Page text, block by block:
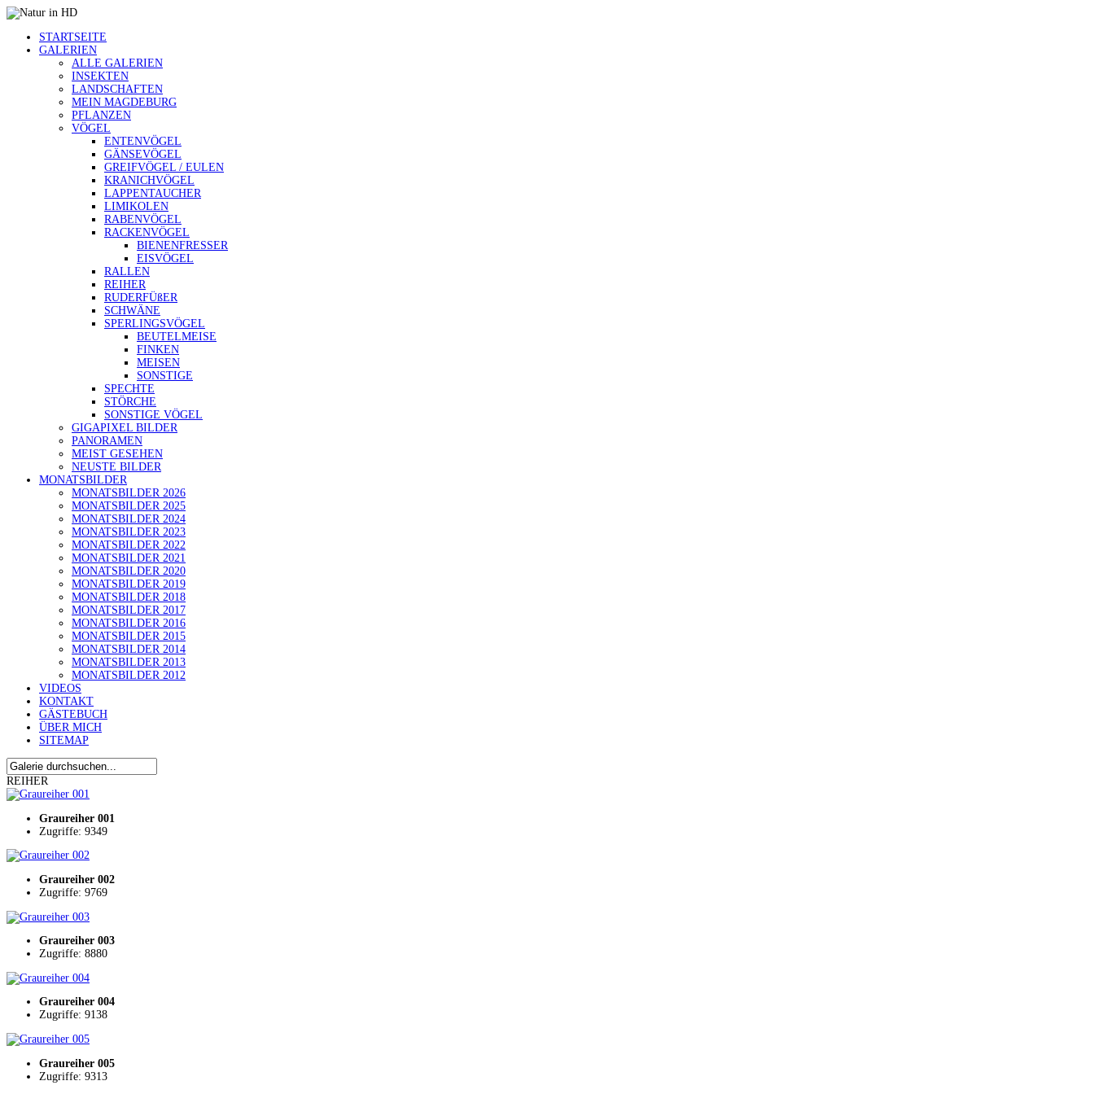
STARTSEITE
GALERIEN
ALLE GALERIEN
INSEKTEN
LANDSCHAFTEN
MEIN MAGDEBURG
PFLANZEN
VÖGEL
ENTENVÖGEL
GÄNSEVÖGEL
GREIFVÖGEL / EULEN
KRANICHVÖGEL
LAPPENTAUCHER
LIMIKOLEN
RABENVÖGEL
RACKENVÖGEL
BIENENFRESSER
EISVÖGEL
RALLEN
REIHER
RUDERFÜßER
SCHWÄNE
SPERLINGSVÖGEL
BEUTELMEISE
FINKEN
MEISEN
SONSTIGE
SPECHTE
STÖRCHE
SONSTIGE VÖGEL
GIGAPIXEL BILDER
PANORAMEN
MEIST GESEHEN
NEUSTE BILDER
MONATSBILDER
MONATSBILDER 2026
MONATSBILDER 2025
MONATSBILDER 2024
MONATSBILDER 2023
MONATSBILDER 2022
MONATSBILDER 2021
MONATSBILDER 2020
MONATSBILDER 2019
MONATSBILDER 2018
MONATSBILDER 2017
MONATSBILDER 2016
MONATSBILDER 2015
MONATSBILDER 2014
MONATSBILDER 2013
MONATSBILDER 2012
VIDEOS
KONTAKT
GÄSTEBUCH
ÜBER MICH
SITEMAP
REIHER
Graureiher 001
Zugriffe: 9349
Graureiher 002
Zugriffe: 9769
Graureiher 003
Zugriffe: 8880
Graureiher 004
Zugriffe: 9138
Graureiher 005
Zugriffe: 9313